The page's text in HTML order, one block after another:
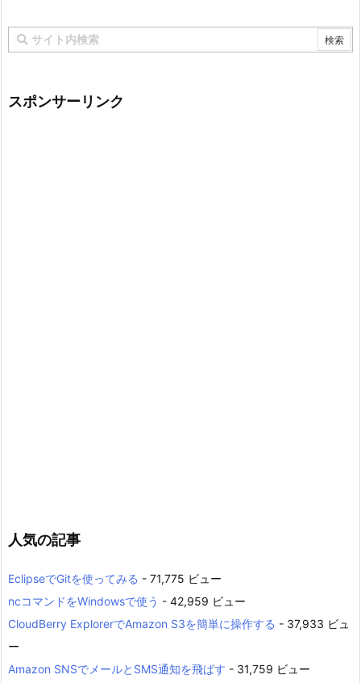
スポンサーリンク
人気の記事
EclipseでGitを使ってみる - 71,775 ビュー
ncコマンドをWindowsで使う - 42,959 ビュー
CloudBerry ExplorerでAmazon S3を簡単に操作する - 37,933 ビュ
ー
Amazon SNSでメールとSMS通知を飛ばす - 31,759 ビュー